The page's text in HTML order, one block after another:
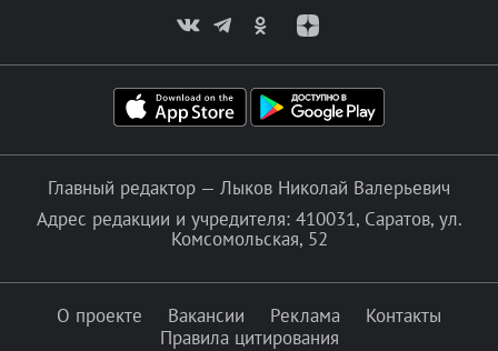
Главный редактор — Лыков Николай Валерьевич
Адрес редакции и учредителя: 410031, Саратов, ул.
Комсомольская, 52
О проекте Вакансии Реклама
Контакты
Правила цитирования